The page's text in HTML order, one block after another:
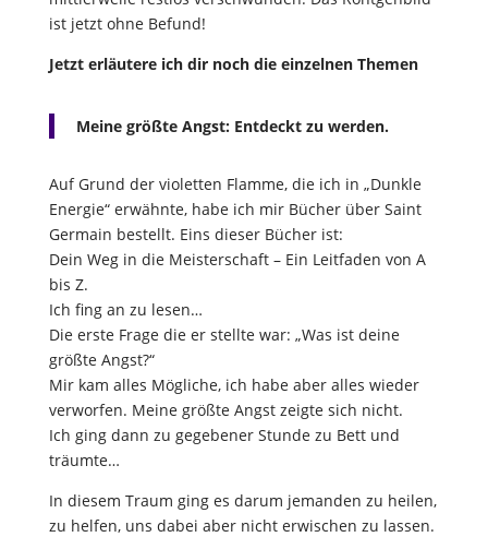
ist jetzt ohne Befund!
Jetzt erläutere ich dir noch die einzelnen Themen
Meine größte Angst: Entdeckt zu werden.
Auf Grund der violetten Flamme, die ich in „Dunkle
Energie“ erwähnte, habe ich mir Bücher über Saint
Germain bestellt. Eins dieser Bücher ist:
Dein Weg in die Meisterschaft – Ein Leitfaden von A
bis Z.
Ich fing an zu lesen…
Die erste Frage die er stellte war: „Was ist deine
größte Angst?“
Mir kam alles Mögliche, ich habe aber alles wieder
verworfen. Meine größte Angst zeigte sich nicht.
Ich ging dann zu gegebener Stunde zu Bett und
träumte…
In diesem Traum ging es darum jemanden zu heilen,
zu helfen, uns dabei aber nicht erwischen zu lassen.